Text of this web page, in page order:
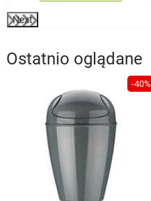
Next
Ostatnio oglądane
-40%